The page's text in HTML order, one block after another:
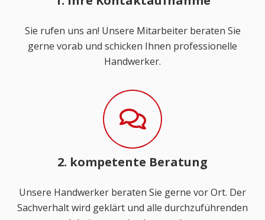
Sie rufen uns an! Unsere Mitarbeiter beraten Sie
gerne vorab und schicken Ihnen professionelle
Handwerker.
2. kompetente Beratung
Unsere Handwerker beraten Sie gerne vor Ort. Der
Sachverhalt wird geklärt und alle durchzuführenden